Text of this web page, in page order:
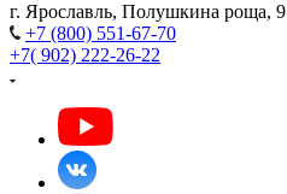
г. Ярославль, Полушкина роща, 9
+7 (800) 551-67-70
+7( 902) 222-26-22